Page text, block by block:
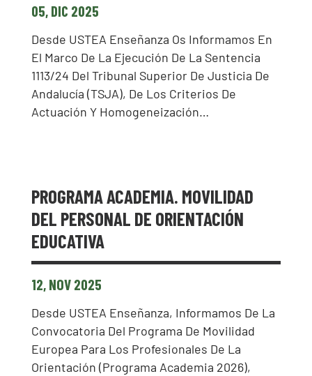
05, DIC 2025
Desde USTEA Enseñanza Os Informamos En
El Marco De La Ejecución De La Sentencia
1113/24 Del Tribunal Superior De Justicia De
Andalucía (TSJA), De Los Criterios De
Actuación Y Homogeneización…
PROGRAMA ACADEMIA. MOVILIDAD
DEL PERSONAL DE ORIENTACIÓN
EDUCATIVA
12, NOV 2025
Desde USTEA Enseñanza, Informamos De La
Convocatoria Del Programa De Movilidad
Europea Para Los Profesionales De La
Orientación (Programa Academia 2026),